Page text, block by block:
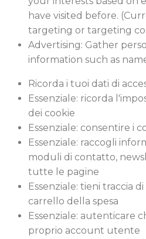
have visited before.
targeting or targeting
Advertising: Gather
information such as
Ricorda i tuoi dati di
Essenziale: ricorda
dei cookie
Essenziale: consentire i
Essenziale: raccogli
moduli di contatto,
tutte le pagine
Essenziale: tieni traccia
carrello della spesa
Essenziale: autenticare
proprio account utente